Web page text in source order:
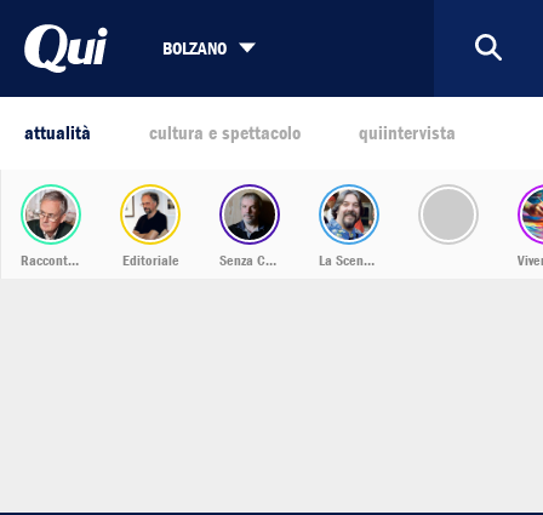
BOLZANO
attualità cultura e spettacolo quiintervista
Racconti dalla Bassa Editoriale Senza Confini La Scena Musicale